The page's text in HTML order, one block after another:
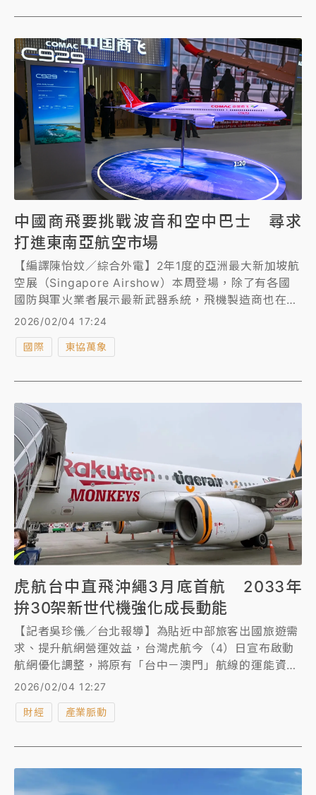
中國商飛要挑戰波音和空中巴士 尋求
打進東南亞航空市場
【編譯陳怡妏／綜合外電】2年1度的亞洲最大新加坡航
空展（Singapore Airshow）本周登場，除了有各國
國防與軍火業者展示最新武器系統，飛機製造商也在會
場展出精美的模型機、模擬駕駛艙和互動設備，展示最
新款民航機和航空科技。
2026/02/04 17:24
國際 東協萬象
虎航台中直飛沖繩3月底首航 2033年
拚30架新世代機強化成長動能
【記者吳珍儀／台北報導】為貼近中部旅客出國旅遊需
求、提升航網營運效益，台灣虎航今（4）日宣布啟動
航網優化調整，將原有「台中－澳門」航線的運能資
源，轉而投入拓展日本沖繩航線，並將於明（5）日正
台灣虎航也成為全台唯一同時提供桃園、台中、台南與
在台日航線市場的布局優勢。
2026/02/04 12:27
財經 產業脈動